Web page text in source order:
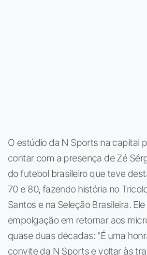
O estúdio da N Sports na capital
contar com a presença de Zé
do futebol brasileiro que teve
70 e 80, fazendo história no
Santos e na Seleção Brasileira.
empolgação em retornar aos
quase duas décadas: "É uma
convite da N Sports e voltar às